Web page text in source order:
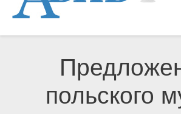
Культура и
польского